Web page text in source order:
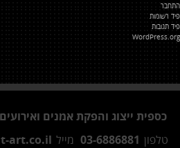
התחבר
פיד רשומות
פיד תגובות
WordPress.org
כספית ייצוג והפקת אמנים
טלפון 03-6886881 מייל art.co.il